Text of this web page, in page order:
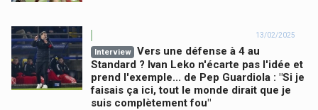
13/02/2025
Interview
Vers une défense à 4 au
Standard ? Ivan Leko n'écarte pas l'idée et
prend l'exemple... de Pep Guardiola : "Si je
faisais ça ici, tout le monde dirait que je
suis complètement fou"